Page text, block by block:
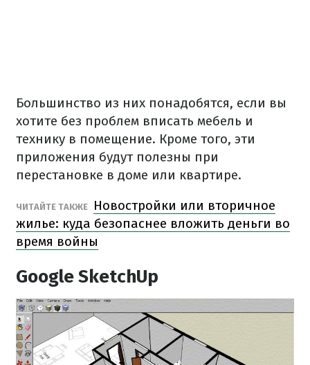
Большинство из них понадобятся, если вы
хотите без проблем вписать мебель и
технику в помещение. Кроме того, эти
приложения будут полезны при
перестановке в доме или квартире.
ЧИТАЙТЕ ТАКЖЕ
Новостройки или вторичное
жилье: куда безопаснее вложить деньги во
время войны
Google SketchUp